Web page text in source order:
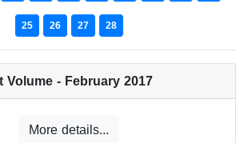
25
26 27 28
Volume - February 2017
More details...